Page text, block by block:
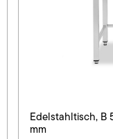
Edelstahltisch, B
mm